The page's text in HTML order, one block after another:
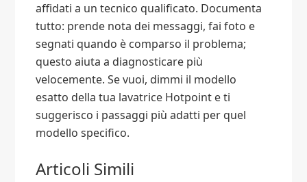
affidati a un tecnico qualificato. Documenta
tutto: prende nota dei messaggi, fai foto e
segnati quando è comparso il problema;
questo aiuta a diagnosticare più
velocemente. Se vuoi, dimmi il modello
esatto della tua lavatrice Hotpoint e ti
suggerisco i passaggi più adatti per quel
modello specifico.
Articoli Simili